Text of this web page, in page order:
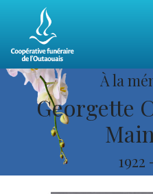
À la
Georgette
1922